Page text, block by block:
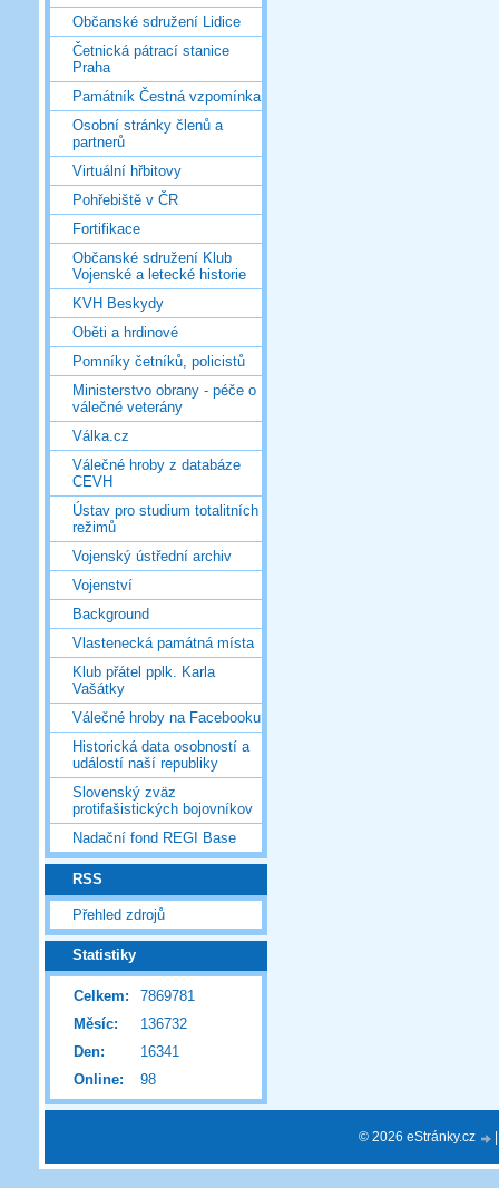
Občanské sdružení Lidice
Četnická pátrací stanice
Praha
Památník Čestná vzpomínka
Osobní stránky členů a
partnerů
Virtuální hřbitovy
Pohřebiště v ČR
Fortifikace
Občanské sdružení Klub
Vojenské a letecké historie
KVH Beskydy
Oběti a hrdinové
Pomníky četníků, policistů
Ministerstvo obrany - péče o
válečné veterány
Válka.cz
Válečné hroby z databáze
CEVH
Ústav pro studium totalitních
režimů
Vojenský ústřední archiv
Vojenství
Background
Vlastenecká památná místa
Klub přátel pplk. Karla
Vašátky
Válečné hroby na Facebooku
Historická data osobností a
událostí naší republiky
Slovenský zväz
protifašistických bojovníkov
Nadační fond REGI Base
RSS
Přehled zdrojů
Statistiky
Online: 98
Celkem:
7869781
Měsíc:
136732
Den:
16341
© 2026 eStránky.cz